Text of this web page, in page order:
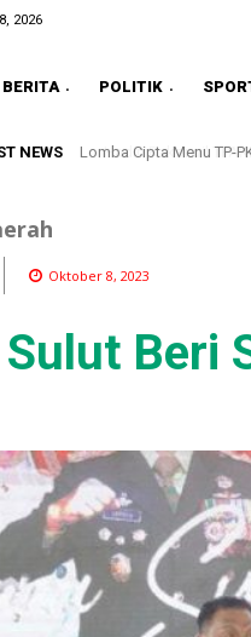
2026
BERITA POLITIK
NEWS Hadiri Rakorwil TPAKD,
Oktober 8, 2023
Beri